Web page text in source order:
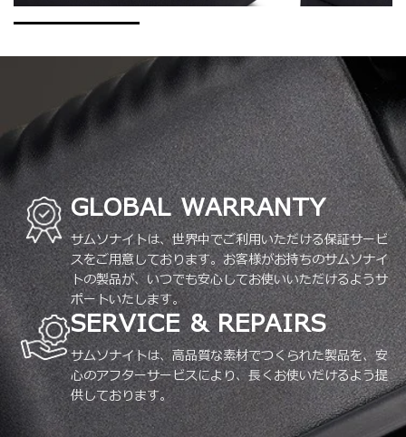
GLOBAL WARRANTY
サムソナイトは、世界中でご利用いただける保証サービ
スをご用意しております。お客様がお持ちのサムソナイ
トの製品が、いつでも安心してお使いいただけるようサ
ポートいたします。
SERVICE & REPAIRS
サムソナイトは、高品質な素材でつくられた製品を、安
心のアフターサービスにより、長くお使いだけるよう提
供しております。